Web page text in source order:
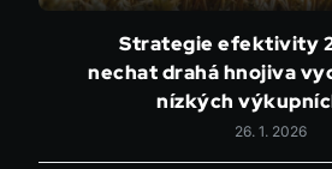
Strategie efektivity
nechat drahá hnojiva
nízkých
26. 1. 2026